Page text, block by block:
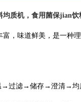
均质机，食用菌保jian饮
，味道鲜美，是一种
→过滤→储存→澄清→